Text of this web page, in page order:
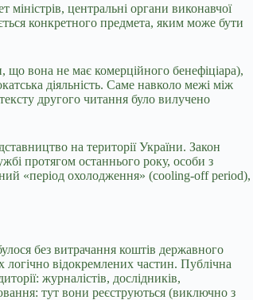
центральні органи виконавчої
конкретного предмета, яким може бути
що вона не має комерційного бенефіціара),
діяльність. Саме навколо межі між
другого читання було вилучено
на території України. Закон
протягом останнього року, особи з
«період охолодження» (cooling-off period),
без витрачання коштів державного
відокремлених частин. Публічна
журналістів, дослідників,
тут вони реєструються (виключно з